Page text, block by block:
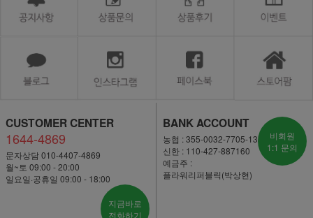
CUSTOMER CENTER
1644-4869
문자상담 010-4407-4869
월~토 09:00 - 20:00
일요일·공휴일 09:00 - 18:00
지금바로
전화하기
BANK ACCOUNT
농협 : 355-0032-7705-13
신한 : 110-427-887160
예금주 :
플라워리퍼블릭(박상현)
비회원
1:1 문의